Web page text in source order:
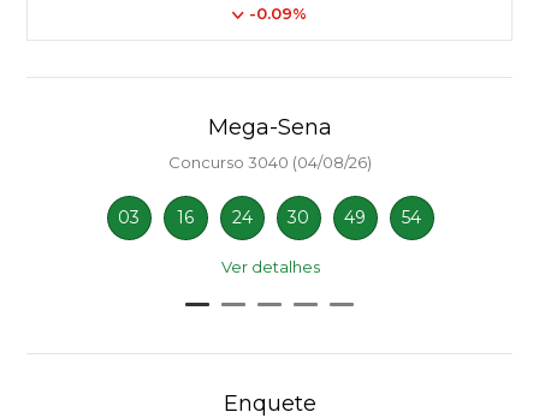
-0.09%
Mega-Sena
Concurso 3040 (04/08/26)
03 16 24 30 49 54
Ver detalhes
Enquete